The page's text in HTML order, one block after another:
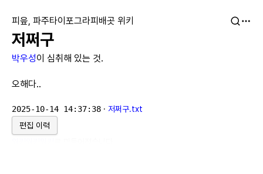
피읖, 파주타이포그라피배곳 위키
저쩌구
박우성이 심취해 있는 것.
오해다..
2025-10-14 14:37:38 · 저쩌구.txt
편집 이력